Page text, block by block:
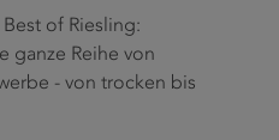
of Riesling:
ganze Reihe von
- von trocken bis